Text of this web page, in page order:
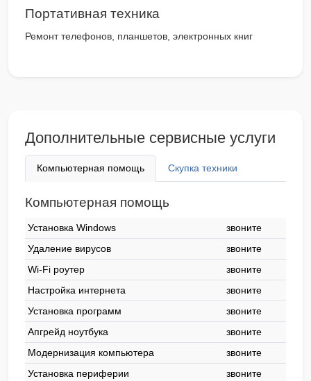
Портативная техника
Ремонт телефонов, планшетов, электронных книг
Дополнительные сервисные услуги
Компьютерная помощь Скупка техники
Компьютерная помощь
Установка Windows
звоните
Удаление вирусов
звоните
Wi-Fi роутер
звоните
Настройка интернета
звоните
Установка программ
звоните
Апгрейд ноутбука
звоните
Модернизация компьютера
звоните
Установка периферии
звоните